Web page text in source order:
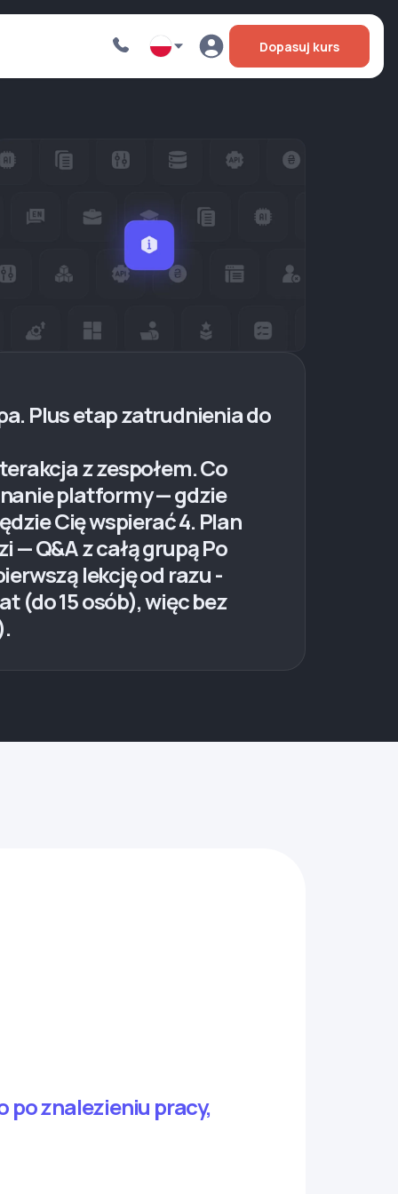
Dopasuj kurs
Plus etap zatrudnienia do
z zespołem. Co
platformy — gdzie
Cię wspierać 4. Plan
Q&A z całą grupą Po
lekcję od razu -
(do 15 osób), więc bez
po znalezieniu pracy,